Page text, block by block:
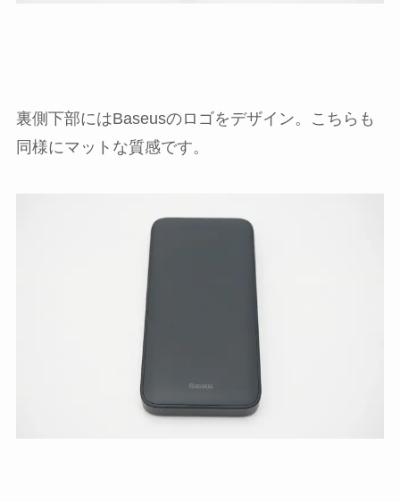
裏側下部にはBaseusのロゴをデザイン。こちらも
同様にマットな質感です。